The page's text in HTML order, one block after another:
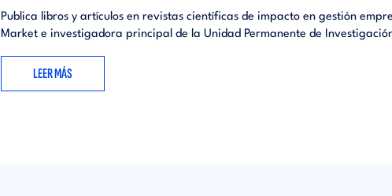
Publica libros y artículos en revistas científicas de impacto en gestión
Market e investigadora principal de la Unidad Permanente de
LEER MÁS